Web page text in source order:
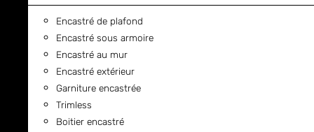
Encastré de plafond
Encastré sous armoire
Encastré au mur
Encastré extérieur
Garniture encastrée
Trimless
Boitier encastré